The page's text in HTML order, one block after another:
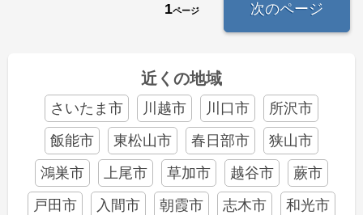
1ページ 次のページ
近くの地域
さいたま市 川越市 川口市
所沢市
飯能市
東松山市 春日部市
狭山市
鴻巣市
上尾市 草加市 越谷市
蕨市
戸田市
入間市 朝霞市 志木市
和光市